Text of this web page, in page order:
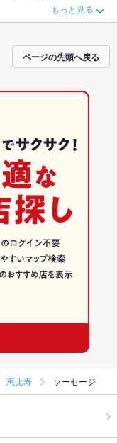
お得なクーポンはもちろ
や季節のおすすめ料理な
会にも、会社の宴会に
パーグルメをご利用くだ
もっと見る
ページの先頭へ戻る
恵比寿 ソーセージ